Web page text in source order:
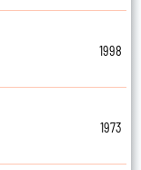
1998
1973